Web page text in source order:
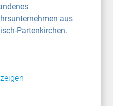
aus
Partenkirchen.